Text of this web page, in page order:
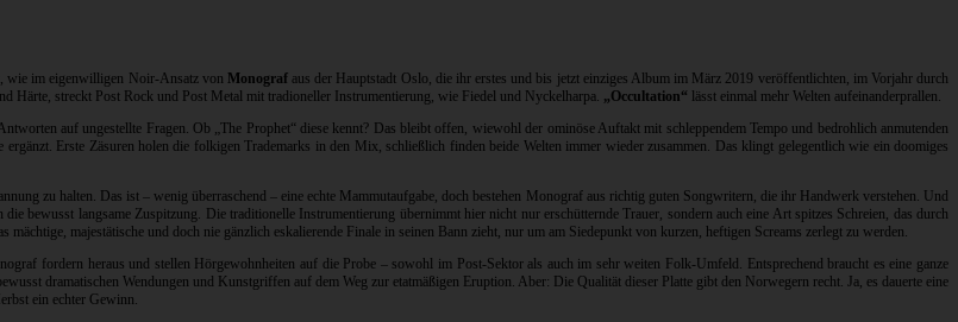
wie im eigenwilligen Noir-Ansatz von Monografaus der Hauptstadt Oslo, die ihr erstes und bis jetzt einziges Album im März 2019 veröffentlichten, im Vorjahr durch
Härte, streckt Post Rock und Post Metal mit tradioneller Instrumentierung, wie Fiedel und Nyckelharpa. „Occultation“ lässt einmal mehr Welten aufeinanderprallen.
auf ungestellte Fragen. Ob „The Prophet“ diese kennt? Das bleibt offen, wiewohl der ominöse Auftakt mit schleppendem Tempo und bedrohlich anmutenden
Erste Zäsuren holen die folkigen Trademarks in den Mix, schließlich finden beide Welten immer wieder zusammen. Das klingt gelegentlich wie ein doomiges
zu halten. Das ist – wenig überraschend – eine echte Mammutaufgabe, doch bestehen Monograf aus richtig guten Songwritern, die ihr Handwerk verstehen. Und
bewusst langsame Zuspitzung. Die traditionelle Instrumentierung übernimmt hier nicht nur erschütternde Trauer, sondern auch eine Art spitzes Schreien, das durch
majestätische und doch nie gänzlich eskalierende Finale in seinen Bann zieht, nur um am Siedepunkt von kurzen, heftigen Screams zerlegt zu werden.
fordern heraus und stellen Hörgewohnheiten auf die Probe – sowohl im Post-Sektor als auch im sehr weiten Folk-Umfeld. Entsprechend braucht es eine ganze
dramatischen Wendungen und Kunstgriffen auf dem Weg zur etatmäßigen Eruption. Aber: Die Qualität dieser Platte gibt den Norwegern recht. Ja, es dauerte eine
ein echter Gewinn.